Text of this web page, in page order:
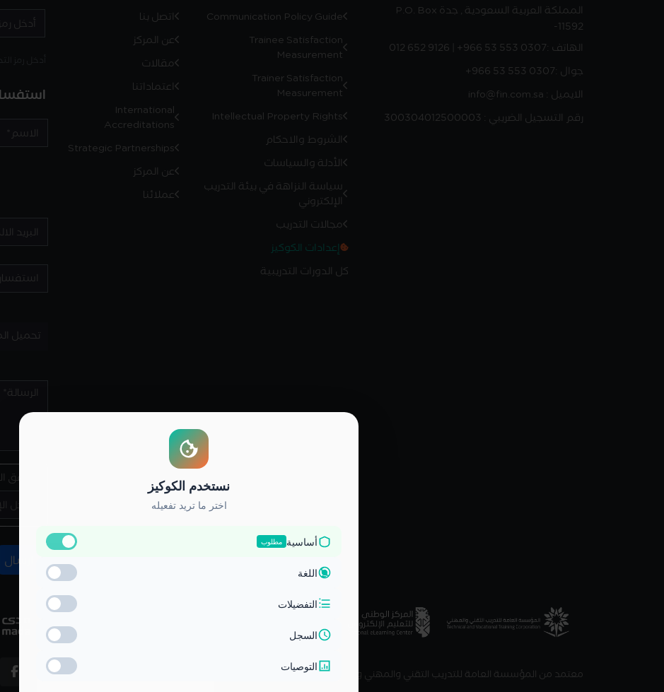
المملكة العربية السعودية , جدة P.O. Box
-11592
الهاتف :012 652 9126 | +966 53 553 0307
جوال :+966 53 553 0307
الايميل : info@fin.com.sa
رقم التسجيل الضريبي : 300304012500003
Communication Policy Guide
Trainee Satisfaction
Measurement
Trainer Satisfaction
Measurement
Intellectual Property Rights
الشروط والاحكام
الأدلة والسياسات
سياسة النزاهة في بيئة التدريب
الإلكتروني
مجالات التدريب
إعدادات الكوكيز
كل الدورات التدريبية
اتصل بنا
عن المركز
مقالات
اعتماداتنا
International
Accreditations
Strategic Partnerships
عن المركز
عملائنا
تحميل
التحقق
معتمد من المؤسسة العامة للتدريب التقني والمهني والمركز الوطني للتعليم الالكتروني